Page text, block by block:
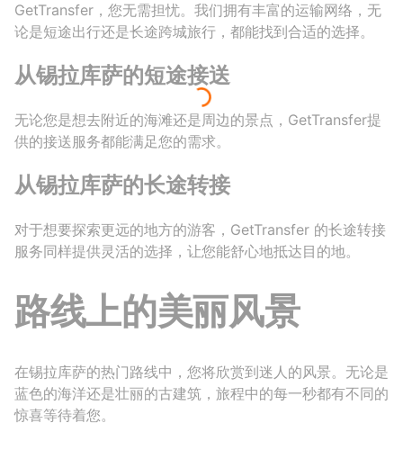
GetTransfer，您无需担忧。我们拥有丰富的运输网络，无
论是短途出行还是长途跨城旅行，都能找到合适的选择。
从锡拉库萨的短途接送
无论您是想去附近的海滩还是周边的景点，GetTransfer提
供的接送服务都能满足您的需求。
从锡拉库萨的长途转接
对于想要探索更远的地方的游客，GetTransfer 的长途转接
服务同样提供灵活的选择，让您能舒心地抵达目的地。
路线上的美丽风景
在锡拉库萨的热门路线中，您将欣赏到迷人的风景。无论是
蓝色的海洋还是壮丽的古建筑，旅程中的每一秒都有不同的
惊喜等待着您。